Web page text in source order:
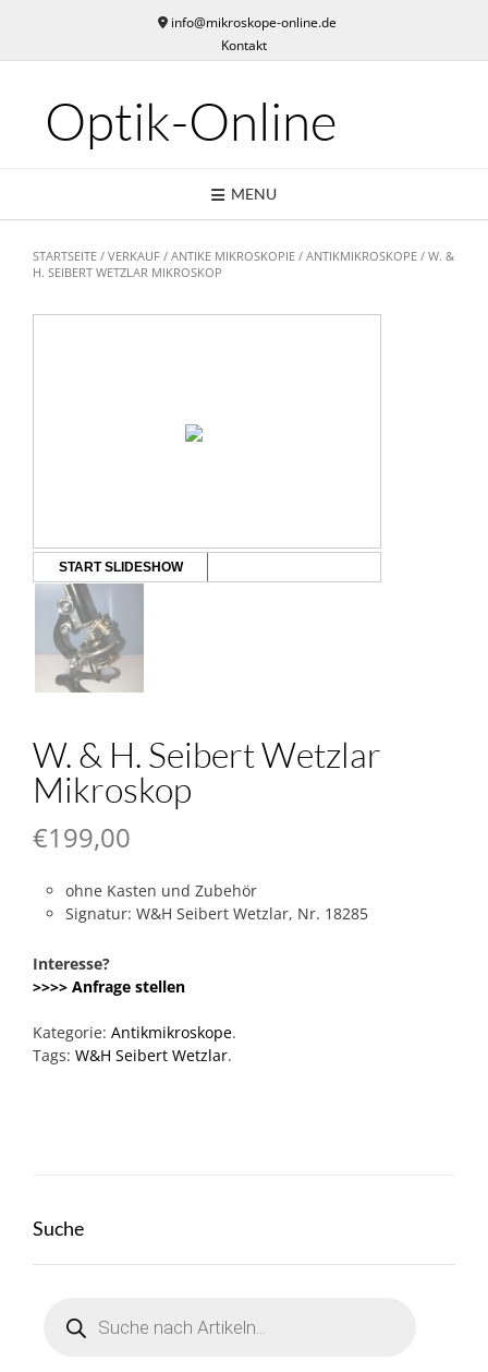
content
info@mikroskope-online.de
Kontakt
Optik-Online
MENU
STARTSEITE / VERKAUF / ANTIKE MIKROSKOPIE / ANTIKMIKROSKOPE / W. &
H. SEIBERT WETZLAR MIKROSKOP
START SLIDESHOW
W. & H. Seibert Wetzlar
Mikroskop
€199,00
ohne Kasten und Zubehör
Signatur: W&H Seibert Wetzlar, Nr. 18285
Interesse?
>>>> Anfrage stellen
Kategorie: Antikmikroskope.
Tags: W&H Seibert Wetzlar.
Suche
search